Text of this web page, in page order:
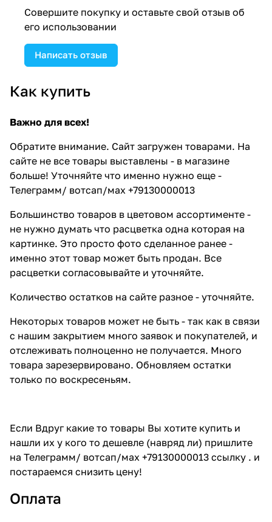
Совершите покупку и оставьте свой отзыв об
его использовании
Написать отзыв
Как купить
Важно для всех!
Обратите внимание. Сайт загружен товарами. На
сайте не все товары выставлены - в магазине
больше! Уточняйте что именно нужно еще -
Телеграмм/ вотсап/мах +79130000013
Большинство товаров в цветовом ассортименте -
не нужно думать что расцветка одна которая на
картинке. Это просто фото сделанное ранее -
именно этот товар может быть продан. Все
расцветки согласовывайте и уточняйте.
Количество остатков на сайте разное - уточняйте.
Некоторых товаров может не быть - так как в связи
с нашим закрытием много заявок и покупателей, и
отслеживать полноценно не получается. Много
товара зарезервировано. Обновляем остатки
только по воскресеньям.
Если Вдруг какие то товары Вы хотите купить и
нашли их у кого то дешевле (навряд ли) пришлите
на Телеграмм/ вотсап/мах +79130000013 ссылку . и
постараемся снизить цену!
Оплата